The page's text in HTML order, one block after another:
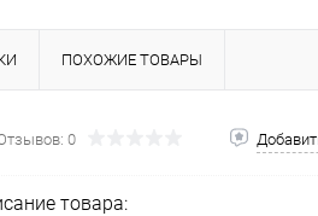
ПОХОЖИЕ ТОВАРЫ
0
товара: